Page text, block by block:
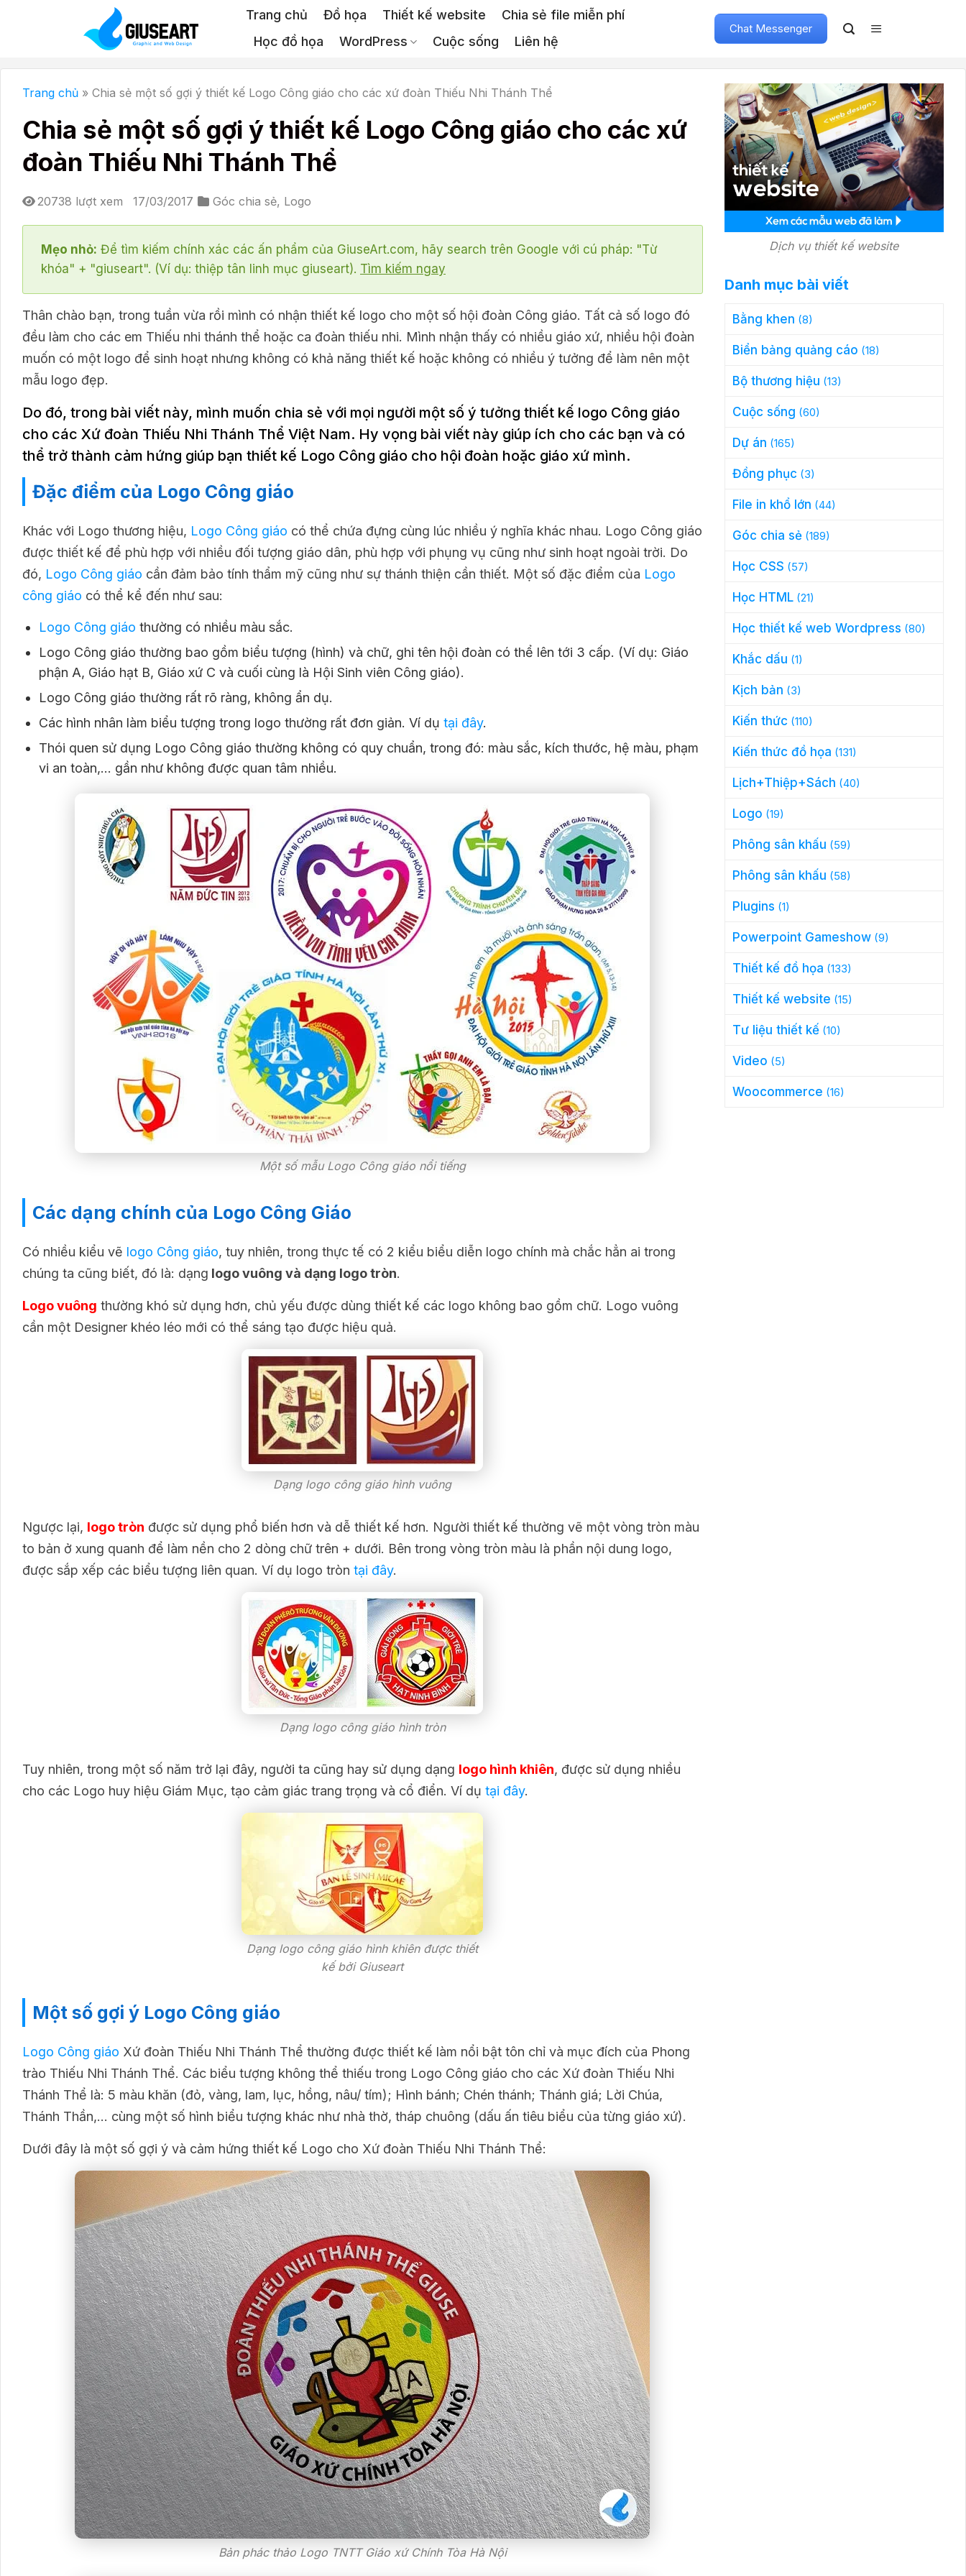
Trang chủ Đồ họa Thiết kế website
Chia sẻ file miễn phí
Học đồ họa
WordPress Cuộc sống Liên hệ
Chat Messenger
Trang chủ » Chia sẻ một số gợi ý thiết kế Logo Công giáo cho các xứ đoàn Thiếu Nhi Thánh Thể
Chia sẻ một số gợi ý thiết kế Logo Công giáo cho các xứ
đoàn Thiếu Nhi Thánh Thể
20738 lượt xem 17/03/2017 Góc chia sẻ, Logo
Mẹo nhỏ: Để tìm kiếm chính xác các ấn phẩm của GiuseArt.com, hãy search trên Google với cú pháp: "Từ
khóa" + "giuseart". (Ví dụ: thiệp tân linh mục giuseart). Tìm kiếm ngay
Thân chào bạn, trong tuần vừa rồi mình có nhận thiết kế logo cho một số hội đoàn Công giáo. Tất cả số logo đó
đều làm cho các em Thiếu nhi thánh thể hoặc ca đoàn thiếu nhi. Mình nhận thấy có nhiều giáo xứ, nhiều hội đoàn
muốn có một logo để sinh hoạt nhưng không có khả năng thiết kế hoặc không có nhiều ý tưởng để làm nên một
mẫu logo đẹp.
Do đó, trong bài viết này, mình muốn chia sẻ với mọi người một số ý tưởng thiết kế logo Công giáo
cho các Xứ đoàn Thiếu Nhi Thánh Thể Việt Nam. Hy vọng bài viết này giúp ích cho các bạn và có
thể trở thành cảm hứng giúp bạn thiết kế Logo Công giáo cho hội đoàn hoặc giáo xứ mình.
Đặc điểm của Logo Công giáo
Khác với Logo thương hiệu, Logo Công giáo có thể chứa đựng cùng lúc nhiều ý nghĩa khác nhau. Logo Công giáo
được thiết kế để phù hợp với nhiều đối tượng giáo dân, phù hợp với phụng vụ cũng như sinh hoạt ngoài trời. Do
đó, Logo Công giáo cần đảm bảo tính thẩm mỹ cũng như sự thánh thiện cần thiết. Một số đặc điểm của Logo
công giáo có thể kể đến như sau:
Logo Công giáo thường có nhiều màu sắc.
Logo Công giáo thường bao gồm biểu tượng (hình) và chữ, ghi tên hội đoàn có thể lên tới 3 cấp. (Ví dụ: Giáo
phận A, Giáo hạt B, Giáo xứ C và cuối cùng là Hội Sinh viên Công giáo).
Logo Công giáo thường rất rõ ràng, không ẩn dụ.
Các hình nhân làm biểu tượng trong logo thường rất đơn giản. Ví dụtại đây.
Thói quen sử dụng Logo Công giáo thường không có quy chuẩn, trong đó: màu sắc, kích thước, hệ màu, phạm
vi an toàn,… gần như không được quan tâm nhiều.
Một số mẫu Logo Công giáo nổi tiếng
Các dạng chính của Logo Công Giáo
Có nhiều kiểu vẽ logo Công giáo, tuy nhiên, trong thực tế có 2 kiểu biểu diễn logo chính mà chắc hẳn ai trong
chúng ta cũng biết, đó là: dạng logo vuông và dạng logo tròn.
Logo vuông thường khó sử dụng hơn, chủ yếu được dùng thiết kế các logo không bao gồm chữ. Logo vuông
cần một Designer khéo léo mới có thể sáng tạo được hiệu quả.
Dạng logo công giáo hình vuông
Ngược lại, logo tròn được sử dụng phổ biến hơn và dễ thiết kế hơn. Người thiết kế thường vẽ một vòng tròn màu
to bản ở xung quanh để làm nền cho 2 dòng chữ trên + dưới. Bên trong vòng tròn màu là phần nội dung logo,
được sắp xếp các biểu tượng liên quan. Ví dụ logo tròn tại đây.
Dạng logo công giáo hình tròn
Tuy nhiên, trong một số năm trở lại đây, người ta cũng hay sử dụng dạng logo hình khiên, được sử dụng nhiều
cho các Logo huy hiệu Giám Mục, tạo cảm giác trang trọng và cổ điển. Ví dụ tại đây.
Dạng logo công giáo hình khiên được thiết
kế bởi Giuseart
Một số gợi ý Logo Công giáo
Logo Công giáo Xứ đoàn Thiếu Nhi Thánh Thể thường được thiết kế làm nổi bật tôn chỉ và mục đích của Phong
trào Thiếu Nhi Thánh Thể. Các biểu tượng không thể thiếu trong Logo Công giáo cho các Xứ đoàn Thiếu Nhi
Thánh Thể là: 5 màu khăn (đỏ, vàng, lam, lục, hồng, nâu/ tím); Hình bánh; Chén thánh; Thánh giá; Lời Chúa,
Thánh Thần,… cùng một số hình biểu tượng khác như nhà thờ, tháp chuông (dấu ấn tiêu biểu của từng giáo xứ).
Dưới đây là một số gợi ý và cảm hứng thiết kế Logo cho Xứ đoàn Thiếu Nhi Thánh Thể:
Bản phác thảo Logo TNTT Giáo xứ Chính Tòa Hà Nội
Dịch vụ thiết kế website
Danh mục bài viết
Bằng khen (8)
Biển bảng quảng cáo (18)
Bộ thương hiệu (13)
Cuộc sống (60)
Dự án (165)
Đồng phục (3)
File in khổ lớn (44)
Góc chia sẻ(189)
Học CSS (57)
Học HTML(21)
Học thiết kế web Wordpress (80)
Khắc dấu (1)
Kịch bản (3)
Kiến thức (110)
Kiến thức đồ họa (131)
Lịch+Thiệp+Sách (40)
Logo (19)
Phông sân khấu (59)
Phông sân khấu (58)
Plugins (1)
Powerpoint Gameshow(9)
Thiết kế đồ họa (133)
Thiết kế website (15)
Tư liệu thiết kế(10)
Video (5)
Woocommerce (16)